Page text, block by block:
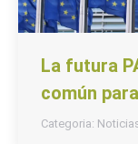
La futura
común
Categoria: